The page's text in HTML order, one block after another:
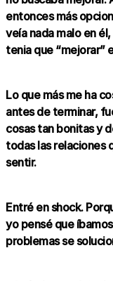
entonces más
veía nada malo en
tenia que “mejorar”
Lo que más me ha
antes de terminar,
cosas tan bonitas y
todas las relaciones
sentir.
Entré en shock.
yo pensé que
problemas se